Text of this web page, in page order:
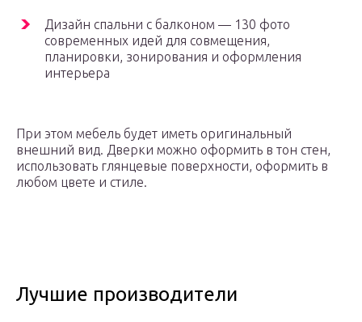
Дизайн спальни с балконом — 130 фото
современных идей для совмещения,
планировки, зонирования и оформления
интерьера
При этом мебель будет иметь оригинальный
внешний вид. Дверки можно оформить в тон стен,
использовать глянцевые поверхности, оформить в
любом цвете и стиле.
Лучшие производители